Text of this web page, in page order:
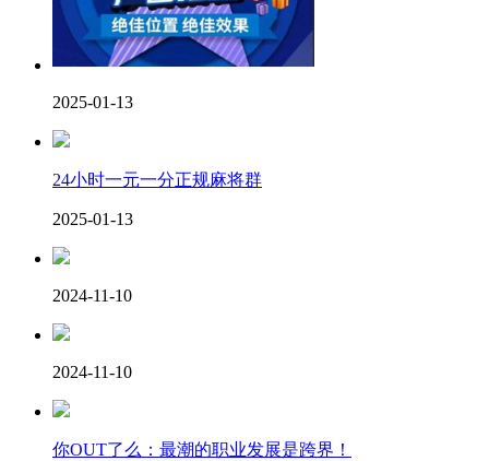
2025-01-13
24小时一元一分正规麻将群
2025-01-13
2024-11-10
2024-11-10
你OUT了么：最潮的职业发展是跨界！